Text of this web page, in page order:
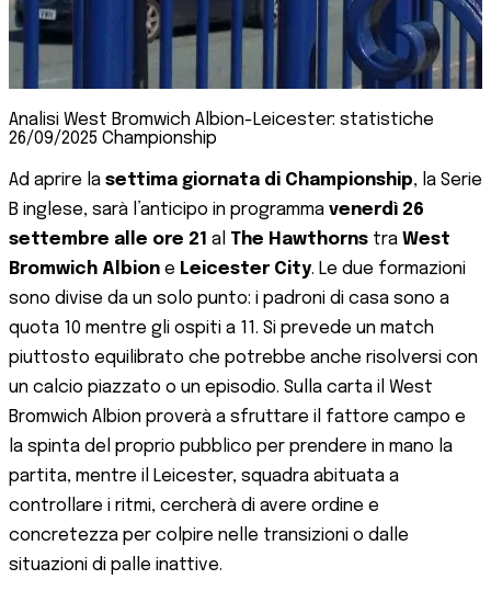
Analisi West Bromwich Albion-Leicester: statistiche
26/09/2025 Championship
Ad aprire la settima giornata di Championship, la Serie
B inglese, sarà l’anticipo in programma venerdì 26
settembre alle ore 21 al The Hawthorns tra West
Bromwich Albion e Leicester City. Le due formazioni
sono divise da un solo punto: i padroni di casa sono a
quota 10 mentre gli ospiti a 11. Si prevede un match
piuttosto equilibrato che potrebbe anche risolversi con
un calcio piazzato o un episodio. Sulla carta il West
Bromwich Albion proverà a sfruttare il fattore campo e
la spinta del proprio pubblico per prendere in mano la
partita, mentre il Leicester, squadra abituata a
controllare i ritmi, cercherà di avere ordine e
concretezza per colpire nelle transizioni o dalle
situazioni di palle inattive.